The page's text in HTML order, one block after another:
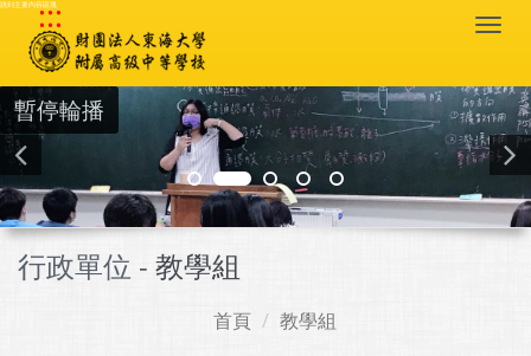
跳到主要內容區塊
:::
暫停輪播
行政單位 - 教學組
首頁 教學組